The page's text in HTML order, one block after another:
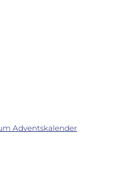
Adventskalender